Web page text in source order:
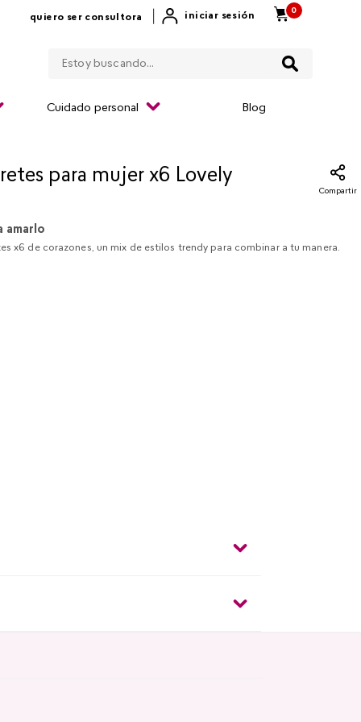
quiero ser consultora iniciar sesión
0
Cuidado personal Blog
para mujer x6 Lovely
Compartir
amarlo
x6 de corazones, un mix de estilos trendy para combinar a tu manera.